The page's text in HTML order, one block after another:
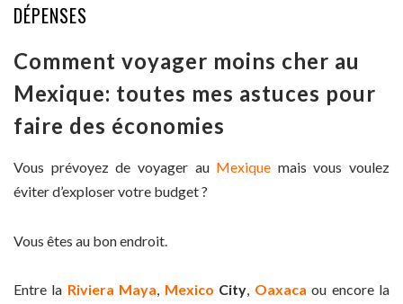
DÉPENSES
Comment voyager moins cher au
Mexique: toutes mes astuces pour
faire des économies
Vous prévoyez de voyager au Mexique mais vous voulez
éviter d’exploser votre budget ?
Vous êtes au bon endroit.
Entre la Riviera Maya, Mexico City, Oaxaca ou encore la